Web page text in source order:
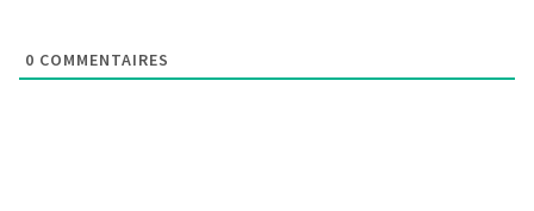
0 COMMENTAIRES